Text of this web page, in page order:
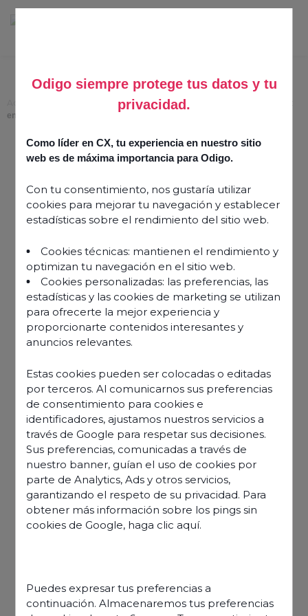
Odigo siempre protege tus datos y tu
privacidad.
Como líder en CX, tu experiencia en nuestro sitio
web es de máxima importancia para Odigo.
Con tu consentimiento, nos gustaría utilizar
cookies para mejorar tu navegación y establecer
estadísticas sobre el rendimiento del sitio web.
Cookies técnicas: mantienen el rendimiento y
optimizan tu navegación en el sitio web.
Cookies personalizadas: las preferencias, las
estadísticas y las cookies de marketing se utilizan
para ofrecerte la mejor experiencia y
proporcionarte contenidos interesantes y
anuncios relevantes.
Estas cookies pueden ser colocadas o editadas
por terceros. Al comunicarnos sus preferencias
de consentimiento para cookies e
identificadores, ajustamos nuestros servicios a
través de Google para respetar sus decisiones.
Sus preferencias, comunicadas a través de
nuestro banner, guían el uso de cookies por
parte de Analytics, Ads y otros servicios,
garantizando el respeto de su privacidad. Para
obtener más información sobre los pings sin
cookies de Google, haga clic aquí.
Puedes expresar tus preferencias a
continuación. Almacenaremos tus preferencias
Quiet quitting et employee engagement : découvrons le rapport
entre ces deux phénomènes
Quiet quitting et
découvrons le rapport
entre ces deux
phénomènes
16 mars 2023